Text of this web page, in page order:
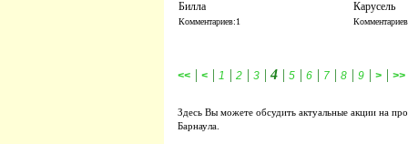
Билла
Комментариев:1
Карусель
<< | < | 1 | 2 | 3 | 4 | 5 | 6 | 7 | 8 | 9 | > | >>
Здесь Вы можете обсудить актуальные акции на
Барнаула.